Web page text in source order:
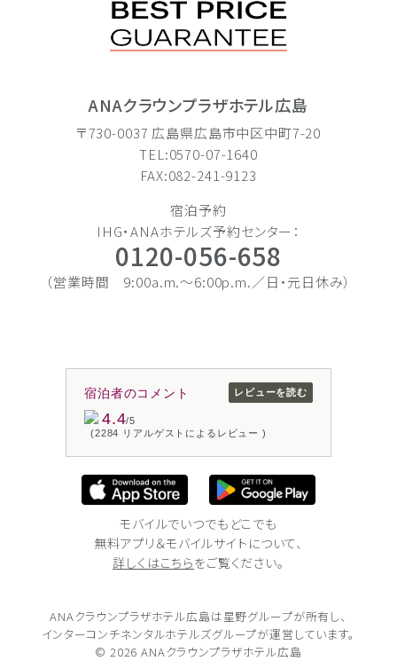
ANAクラウンプラザホテル広島
〒730-0037 広島県広島市中区中町7-20
TEL:0570-07-1640
FAX:082-241-9123
宿泊予約
IHG・ANAホテルズ予約センター：
0120-056-658
（営業時間 9:00a.m.〜6:00p.m.／日・元日休み）
宿泊者のコメント
4.4/5
(2284 リアルゲストによるレビュー )
レビューを読む
モバイルでいつでもどこでも
無料アプリ＆モバイルサイトについて、
詳しくはこちらをご覧ください。
ANAクラウンプラザホテル広島は星野グループが所有し、
インターコンチネンタルホテルズグループが運営しています。
© 2026 ANAクラウンプラザホテル広島